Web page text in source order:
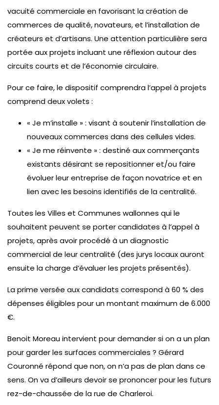
vacuité commerciale en favorisant la création de
commerces de qualité, novateurs, et l’installation de
créateurs et d’artisans. Une attention particulière sera
portée aux projets incluant une réflexion autour des
circuits courts et de l’économie circulaire.
Pour ce faire, le dispositif comprendra l’appel à projets
comprend deux volets :
« Je m’installe » : visant à soutenir l’installation de
nouveaux commerces dans des cellules vides.
« Je me réinvente » : destiné aux commerçants
existants désirant se repositionner et/ou faire
évoluer leur entreprise de façon novatrice et en
lien avec les besoins identifiés de la centralité.
Toutes les Villes et Communes wallonnes qui le
souhaitent peuvent se porter candidates à l’appel à
projets, après avoir procédé à un diagnostic
commercial de leur centralité (des jurys locaux auront
ensuite la charge d’évaluer les projets présentés).
La prime versée aux candidats correspond à 60 % des
dépenses éligibles pour un montant maximum de 6.000
€.
Benoit Moreau intervient pour demander si on a un plan
pour garder les surfaces commerciales ? Gérard
Couronné répond que non, on n’a pas de plan dans ce
sens. On va d’ailleurs devoir se prononcer pour les futurs
rez-de-chaussée de la rue de Charleroi.